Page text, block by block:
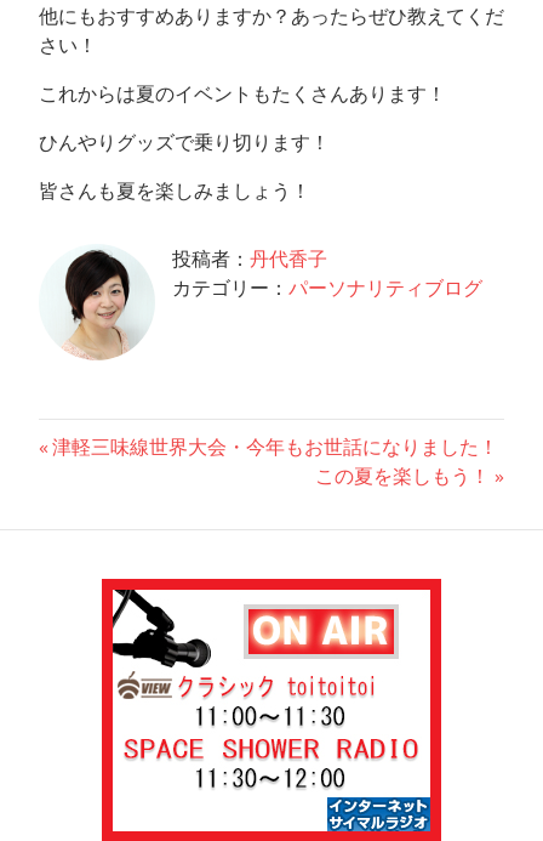
他にもおすすめありますか？あったらぜひ教えてくだ
さい！
これからは夏のイベントもたくさんあります！
ひんやりグッズで乗り切ります！
皆さんも夏を楽しみましょう！
投稿者： 丹代香子
カテゴリー： パーソナリティブログ
投
前
事:
津軽三味線世界大会・今年もお世話になりました！
次
記
この夏を楽しもう！